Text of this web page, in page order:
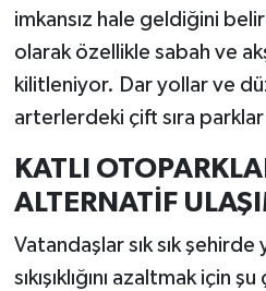
imkansız hale geldiğini
olarak özellikle sabah ve
kilitleniyor. Dar yollar ve
arterlerdeki çift sıra
KATLI
ALTERNATİF
Vatandaşlar sık sık
sıkışıklığını azaltmak için